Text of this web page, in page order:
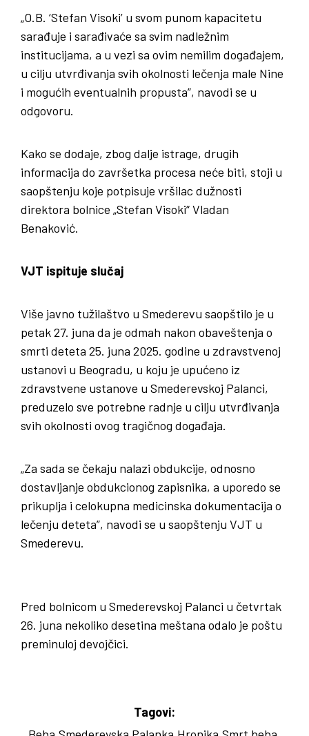
„O.B. ‘Stefan Visoki’ u svom punom kapacitetu
sarađuje i sarađivaće sa svim nadležnim
institucijama, a u vezi sa ovim nemilim događajem,
u cilju utvrđivanja svih okolnosti lečenja male Nine
i mogućih eventualnih propusta”, navodi se u
odgovoru.
Kako se dodaje, zbog dalje istrage, drugih
informacija do završetka procesa neće biti, stoji u
saopštenju koje potpisuje vršilac dužnosti
direktora bolnice „Stefan Visoki“ Vladan
Benaković.
VJT ispituje slučaj
Više javno tužilaštvo u Smederevu saopštilo je u
petak 27. juna da je odmah nakon obaveštenja o
smrti deteta 25. juna 2025. godine u zdravstvenoj
ustanovi u Beogradu, u koju je upućeno iz
zdravstvene ustanove u Smederevskoj Palanci,
preduzelo sve potrebne radnje u cilju utvrđivanja
svih okolnosti ovog tragičnog događaja.
„Za sada se čekaju nalazi obdukcije, odnosno
dostavljanje obdukcionog zapisnika, a uporedo se
prikuplja i celokupna medicinska dokumentacija o
lečenju deteta”, navodi se u saopštenju VJT u
Smederevu.
Pred bolnicom u Smederevskoj Palanci u četvrtak
26. juna nekoliko desetina meštana odalo je poštu
preminuloj devojčici.
Tagovi: